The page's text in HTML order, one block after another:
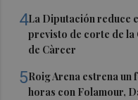
4La Diputación reduce
previsto de corte de
de Càrcer
5Roig Arena estrena un
horas con Folamour,